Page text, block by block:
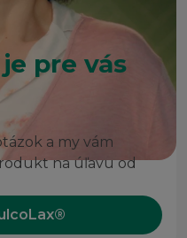
pre vás
a my vám
na úľavu od